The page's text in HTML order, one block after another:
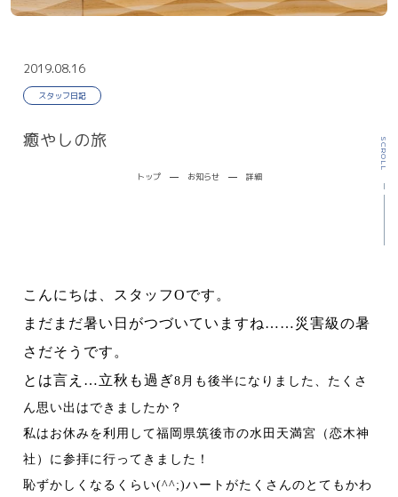
発熱外来
ピロリ菌検査・治療
WEB予約 発熱外来
道しるべ
2019.08.16
スタッフ日記
癒やしの旅
トップ お知らせ 詳細
SCROLL
こんにちは、スタッフOです。
まだまだ暑い日がつづいていますね……災害級の暑
さだそうです。
とは言え…立秋も過ぎ8 月も後半になりました、たくさ
ん思い出はできましたか？
私はお休みを利用して福岡県筑後市の水田天満宮（恋木神
社）に参拝に行ってきました！
恥ずかしくなるくらい(^^;)ハートがたくさんのとてもかわ